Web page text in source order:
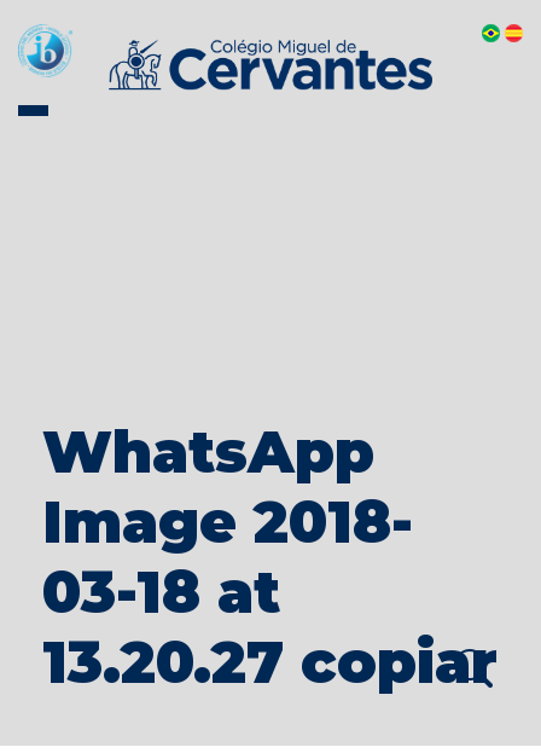
WhatsApp
Image 2018-
03-18 at
13.20.27 copiar